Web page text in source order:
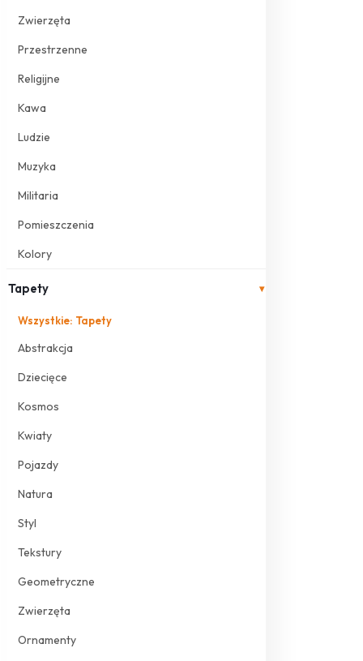
Zwierzęta
Przestrzenne
Religijne
Kawa
Ludzie
Muzyka
Militaria
Pomieszczenia
Kolory
Tapety ▾
Wszystkie: Tapety
Abstrakcja
Dziecięce
Kosmos
Kwiaty
Pojazdy
Natura
Styl
Tekstury
Geometryczne
Zwierzęta
Ornamenty